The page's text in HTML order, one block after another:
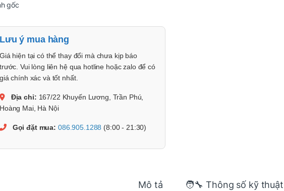
gốc
Lưu ý mua hàng
Giá hiện tại có thể thay đổi mà chưa kịp báo
trước. Vui lòng liên hệ qua hotline hoặc zalo để có
giá chính xác và tốt nhất.
Địa chỉ: 167/22 Khuyến Lương, Trần Phú,
Hoàng Mai, Hà Nội
Gọi đặt mua: 086.905.1288 (8:00 - 21:30)
Mô tả 🧑‍🔧 Thông số kỹ thuật